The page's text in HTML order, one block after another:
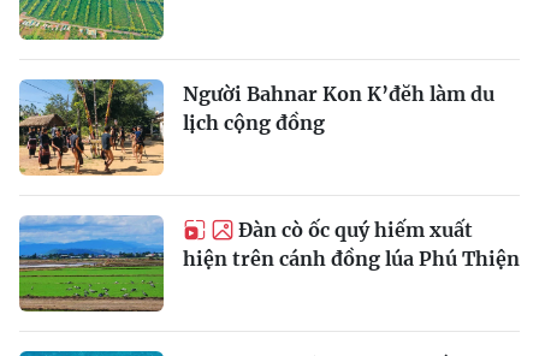
Người Bahnar Kon K’đĕh làm du
lịch cộng đồng
Đàn cò ốc quý hiếm xuất
hiện trên cánh đồng lúa Phú Thiện